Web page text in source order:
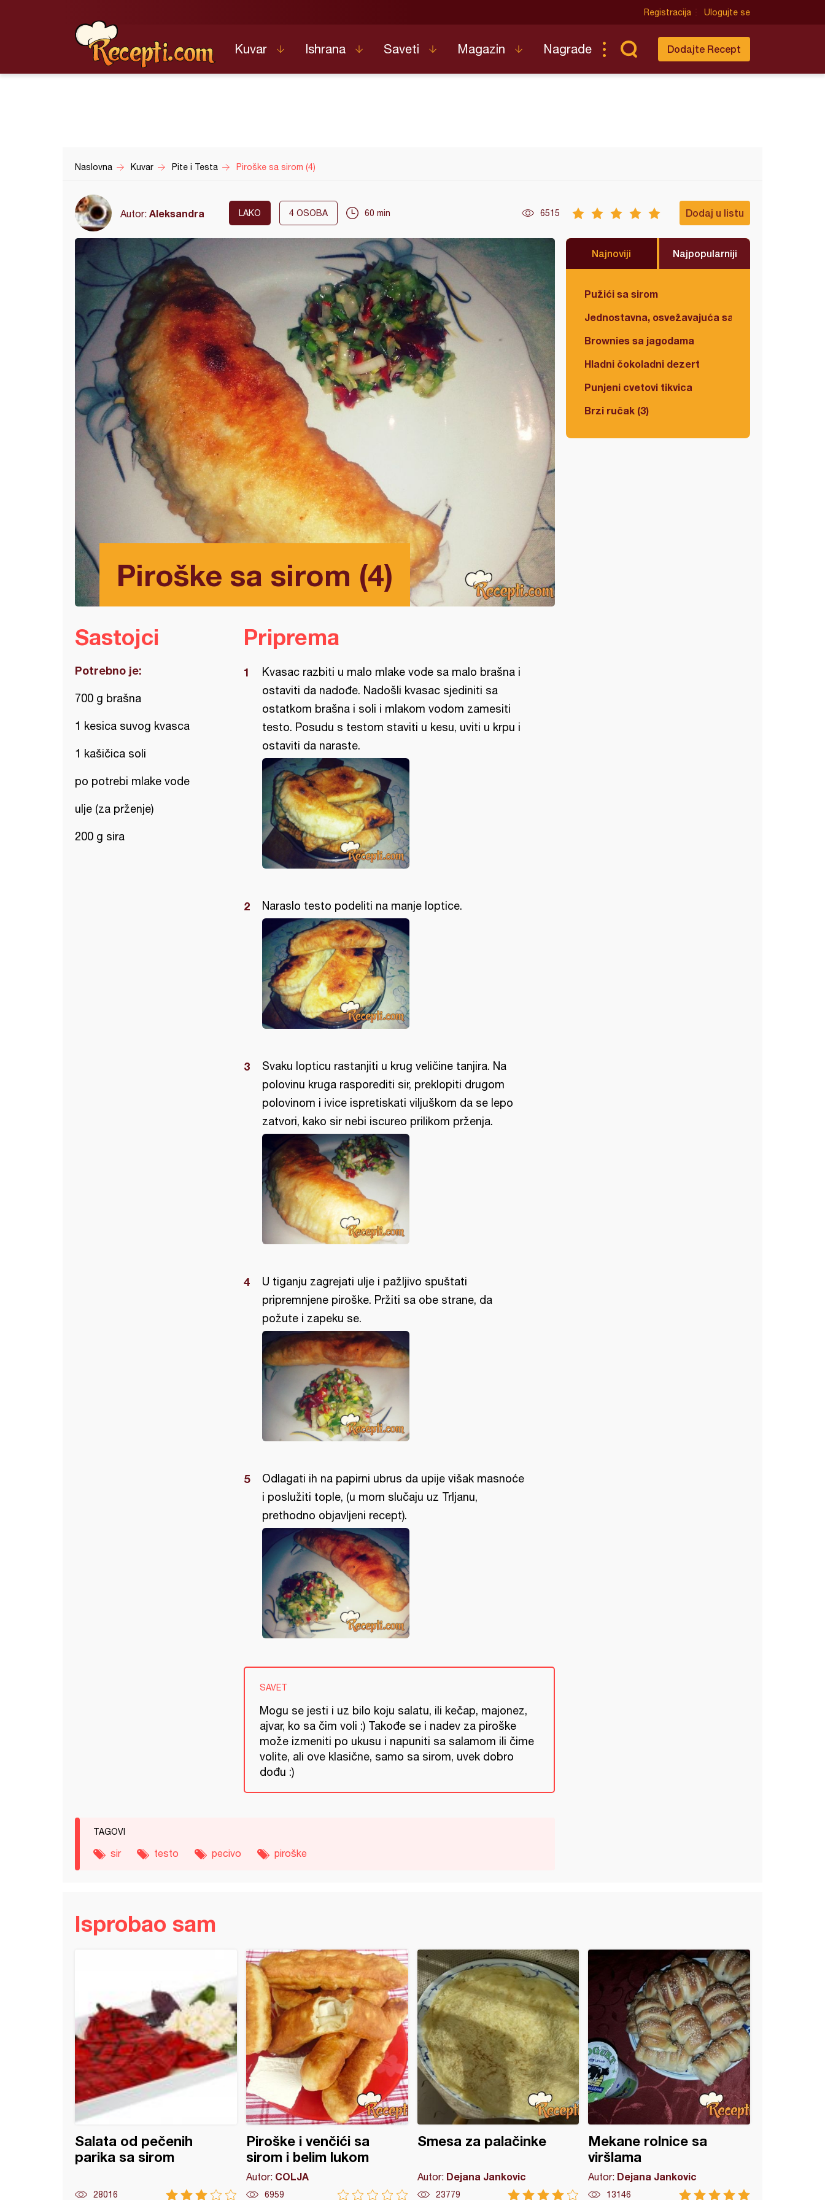
Registracija Ulogujte se
Kuvar Ishrana Saveti Magazin Nagrade Dodajte Recept
Naslovna Kuvar Pite i Testa Piroške sa sirom (4)
Autor: Aleksandra LAKO 4 OSOBA 60 min 6515 Dodaj u listu
Piroške sa sirom (4)
Najnoviji Najpopularniji
Pužići sa sirom
Jednostavna, osvežavajuća salata
Brownies sa jagodama
Hladni čokoladni dezert
Punjeni cvetovi tikvica
Brzi ručak (3)
Sastojci
Potrebno je:
700 g brašna
1 kesica suvog kvasca
1 kašičica soli
po potrebi mlake vode
ulje (za prženje)
200 g sira
Priprema
Kvasac razbiti u malo mlake vode sa malo brašna i
ostaviti da nadođe. Nadošli kvasac sjediniti sa
ostatkom brašna i soli i mlakom vodom zamesiti
testo. Posudu s testom staviti u kesu, uviti u krpu i
ostaviti da naraste.
Naraslo testo podeliti na manje loptice.
Svaku lopticu rastanjiti u krug veličine tanjira. Na
polovinu kruga rasporediti sir, preklopiti drugom
polovinom i ivice ispretiskati viljuškom da se lepo
zatvori, kako sir nebi iscureo prilikom prženja.
U tiganju zagrejati ulje i pažljivo spuštati
pripremnjene piroške. Pržiti sa obe strane, da
požute i zapeku se.
Odlagati ih na papirni ubrus da upije višak masnoće
i poslužiti tople, (u mom slučaju uz Trljanu,
prethodno objavljeni recept).
SAVET
Mogu se jesti i uz bilo koju salatu, ili kečap, majonez,
ajvar, ko sa čim voli :) Takođe se i nadev za piroške
može izmeniti po ukusu i napuniti sa salamom ili čime
volite, ali ove klasične, samo sa sirom, uvek dobro
dođu :)
TAGOVI
sir testo pecivo piroške
Isprobao sam
Salata od pečenih
parika sa sirom
28016
Piroške i venčići sa
sirom i belim lukom
Autor: COLJA
6959
Smesa za palačinke
Autor: Dejana Jankovic
23779
Mekane rolnice sa
viršlama
Autor: Dejana Jankovic
13146